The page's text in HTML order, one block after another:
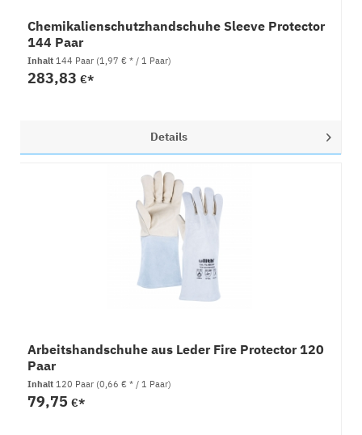
Chemikalienschutzhandschuhe Sleeve Protector
144 Paar
Inhalt144 Paar (1,97 € * / 1 Paar)
283,83€*
Details
Arbeitshandschuhe aus Leder Fire Protector 120
Paar
Inhalt120 Paar (0,66 € * / 1 Paar)
79,75€*